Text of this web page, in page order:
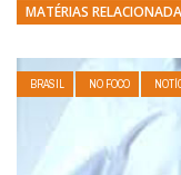
MATÉRIAS
BRASIL NO FOCO